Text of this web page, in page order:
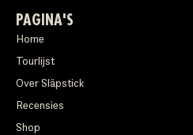
PAGINA'S
Home
Tourlijst
Over Släpstick
Recensies
Shop